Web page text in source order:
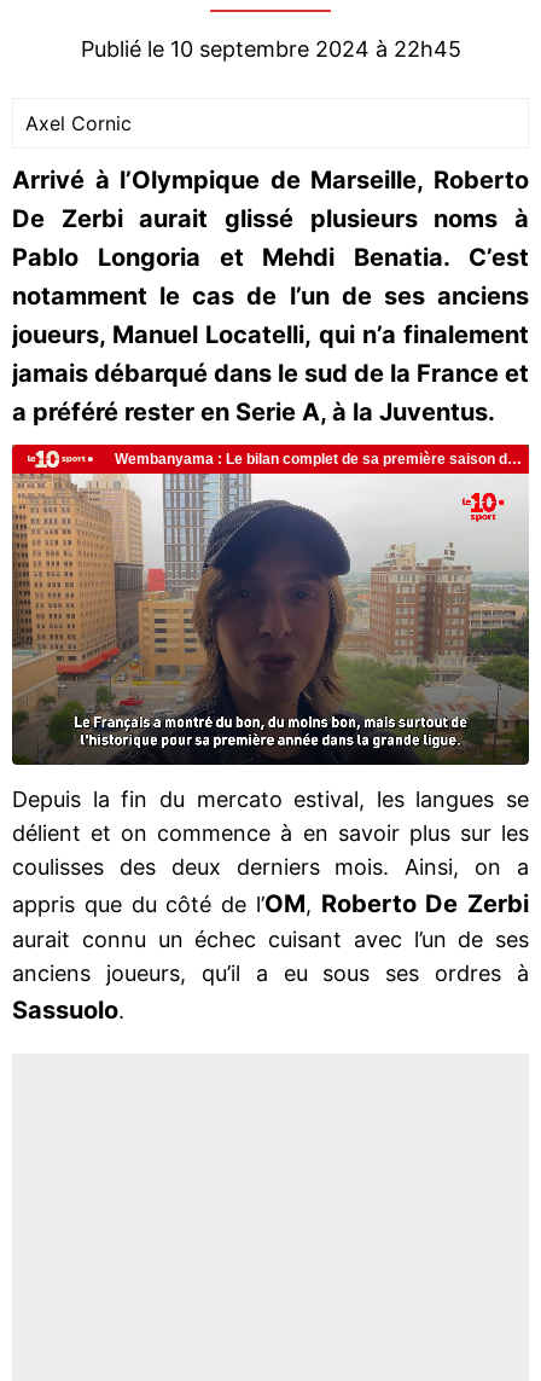
Publié le 10 septembre 2024 à 22h45
Axel Cornic
Arrivé à l’Olympique de Marseille, Roberto
De Zerbi aurait glissé plusieurs noms à
Pablo Longoria et Mehdi Benatia. C’est
notamment le cas de l’un de ses anciens
joueurs, Manuel Locatelli, qui n’a finalement
jamais débarqué dans le sud de la France et
a préféré rester en Serie A, à la Juventus.
Depuis la fin du mercato estival, les langues se
délient et on commence à en savoir plus sur les
coulisses des deux derniers mois. Ainsi, on a
appris que du côté de l’OM, Roberto De Zerbi
aurait connu un échec cuisant avec l’un de ses
anciens joueurs, qu’il a eu sous ses ordres à
Sassuolo.